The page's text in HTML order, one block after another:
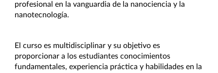
profesional en la vanguardia de la nanociencia y la
nanotecnología.
El curso es multidisciplinar y su objetivo es
proporcionar a los estudiantes conocimientos
fundamentales, experiencia práctica y habilidades en la